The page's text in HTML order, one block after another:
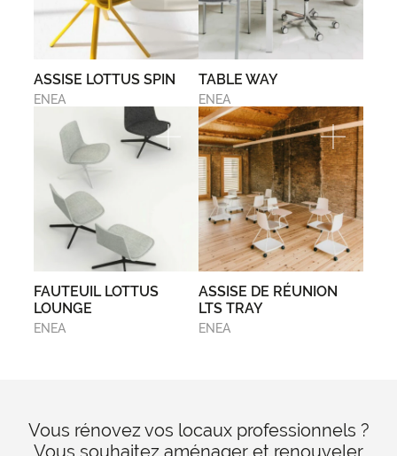
ASSISE LOTTUS SPIN
ENEA
TABLE WAY
ENEA
FAUTEUIL LOTTUS
LOUNGE
ENEA
ASSISE DE RÉUNION
LTS TRAY
ENEA
Vous rénovez vos locaux professionnels ?
Vous souhaitez aménager et renouveler